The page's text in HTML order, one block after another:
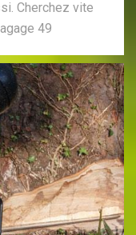
Cherchez vite
49